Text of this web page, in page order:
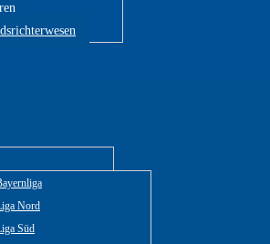
Nord
Süd